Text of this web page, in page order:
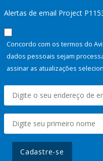
Alertas de email Project
Concordo com os termos do
dados pessoais sejam
assinar as atualizações
Cadastre-se